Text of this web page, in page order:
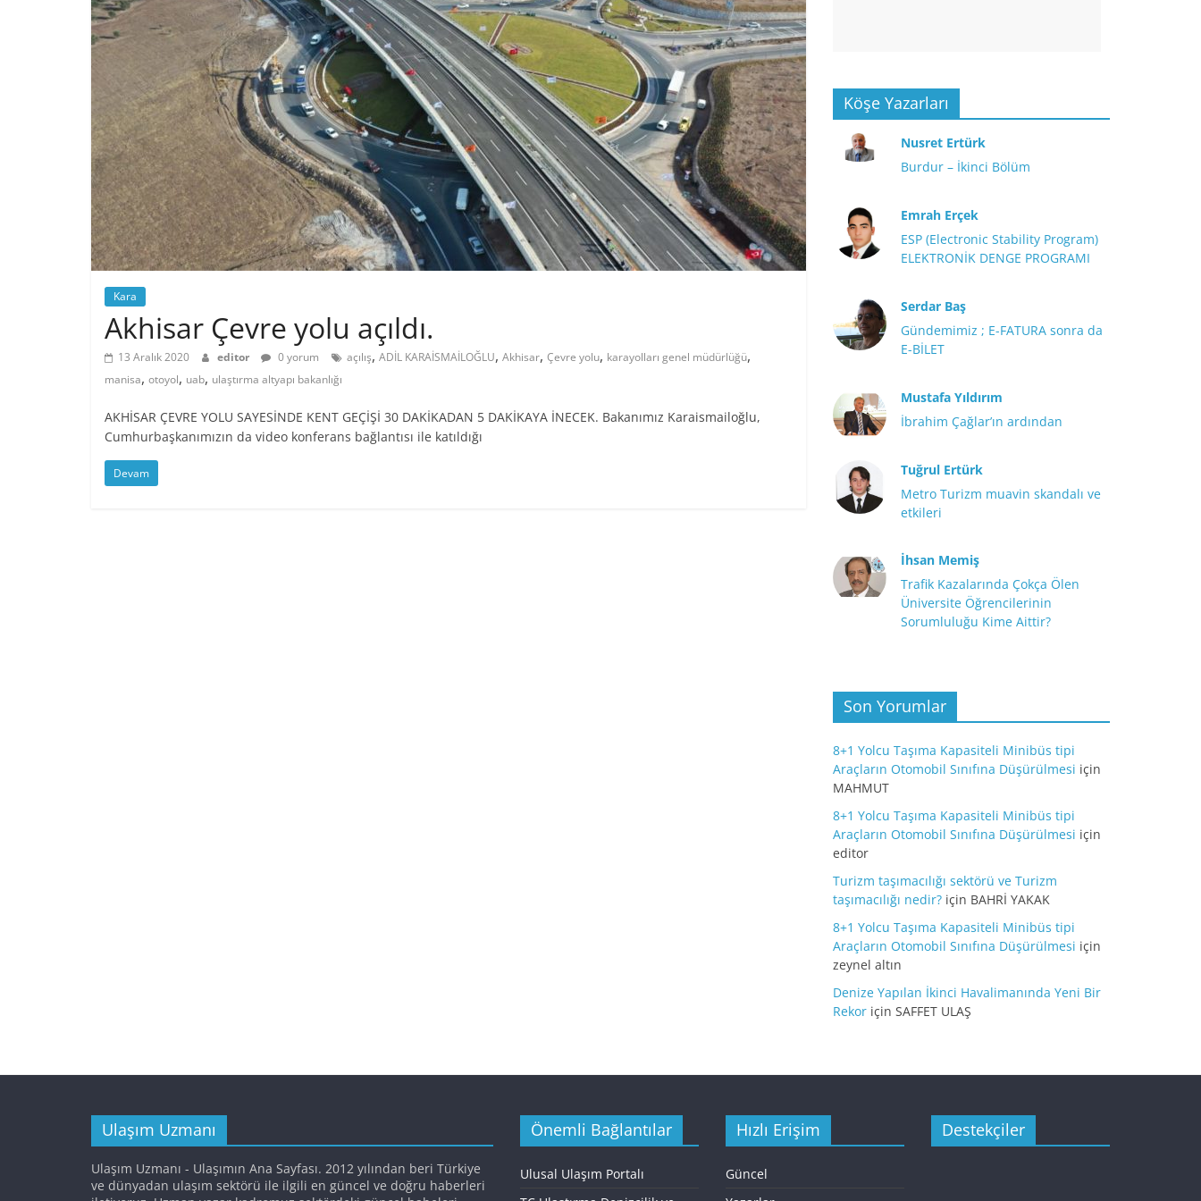
Kara
Akhisar Çevre yolu açıldı.
13 Aralık 2020 editor 0 yorum açılış, ADİL KARAİSMAİLOĞLU, Akhisar, Çevre yolu, karayolları genel müdürlüğü,
manisa, otoyol, uab, ulaştırma altyapı bakanlığı
AKHİSAR ÇEVRE YOLU SAYESİNDE KENT GEÇİŞİ 30 DAKİKADAN 5 DAKİKAYA İNECEK. Bakanımız Karaismailoğlu,
Cumhurbaşkanımızın da video konferans bağlantısı ile katıldığı
Devam
Köşe Yazarları
Nusret Ertürk
Burdur – İkinci Bölüm
Emrah Erçek
ESP (Electronic Stability Program)
ELEKTRONİK DENGE PROGRAMI
Serdar Baş
Gündemimiz ; E-FATURA sonra da
E-BİLET
Mustafa Yıldırım
İbrahim Çağlar’ın ardından
Tuğrul Ertürk
Metro Turizm muavin skandalı ve
etkileri
İhsan Memiş
Trafik Kazalarında Çokça Ölen
Üniversite Öğrencilerinin
Sorumluluğu Kime Aittir?
Son Yorumlar
8+1 Yolcu Taşıma Kapasiteli Minibüs tipi
Araçların Otomobil Sınıfına Düşürülmesi için
MAHMUT
8+1 Yolcu Taşıma Kapasiteli Minibüs tipi
Araçların Otomobil Sınıfına Düşürülmesi için
editor
Turizm taşımacılığı sektörü ve Turizm
taşımacılığı nedir? için BAHRİ YAKAK
8+1 Yolcu Taşıma Kapasiteli Minibüs tipi
Araçların Otomobil Sınıfına Düşürülmesi için
zeynel altın
Denize Yapılan İkinci Havalimanında Yeni Bir
Rekor için SAFFET ULAŞ
Ulaşım Uzmanı
Ulaşım Uzmanı - Ulaşımın Ana Sayfası. 2012 yılından beri Türkiye
ve dünyadan ulaşım sektörü ile ilgili en güncel ve doğru haberleri
Önemli Bağlantılar
Ulusal Ulaşım Portalı
Hızlı Erişim
Güncel
Destekçiler